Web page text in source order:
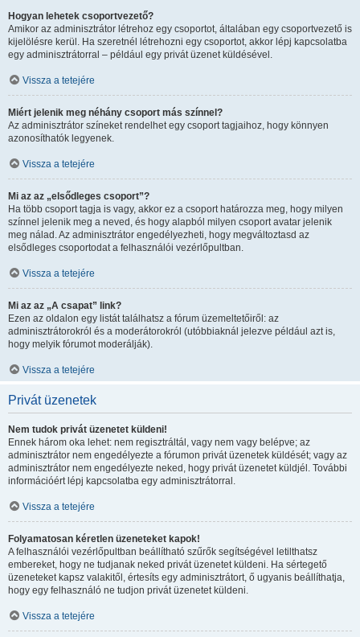
Hogyan lehetek csoportvezető?
Amikor az adminisztrátor létrehoz egy csoportot, általában egy csoportvezető is
kijelölésre kerül. Ha szeretnél létrehozni egy csoportot, akkor lépj kapcsolatba
egy adminisztrátorral – például egy privát üzenet küldésével.
Vissza a tetejére
Miért jelenik meg néhány csoport más színnel?
Az adminisztrátor színeket rendelhet egy csoport tagjaihoz, hogy könnyen
azonosíthatók legyenek.
Vissza a tetejére
Mi az az „elsődleges csoport”?
Ha több csoport tagja is vagy, akkor ez a csoport határozza meg, hogy milyen
színnel jelenik meg a neved, és hogy alapból milyen csoport avatar jelenik
meg nálad. Az adminisztrátor engedélyezheti, hogy megváltoztasd az
elsődleges csoportodat a felhasználói vezérlőpultban.
Vissza a tetejére
Mi az az „A csapat” link?
Ezen az oldalon egy listát találhatsz a fórum üzemeltetőiről: az
adminisztrátorokról és a moderátorokról (utóbbiaknál jelezve például azt is,
hogy melyik fórumot moderálják).
Vissza a tetejére
Privát üzenetek
Nem tudok privát üzenetet küldeni!
Ennek három oka lehet: nem regisztráltál, vagy nem vagy belépve; az
adminisztrátor nem engedélyezte a fórumon privát üzenetek küldését; vagy az
adminisztrátor nem engedélyezte neked, hogy privát üzenetet küldjél. További
információért lépj kapcsolatba egy adminisztrátorral.
Vissza a tetejére
Folyamatosan kéretlen üzeneteket kapok!
A felhasználói vezérlőpultban beállítható szűrők segítségével letilthatsz
embereket, hogy ne tudjanak neked privát üzenetet küldeni. Ha sértegető
üzeneteket kapsz valakitől, értesíts egy adminisztrátort, ő ugyanis beállíthatja,
hogy egy felhasználó ne tudjon privát üzenetet küldeni.
Vissza a tetejére